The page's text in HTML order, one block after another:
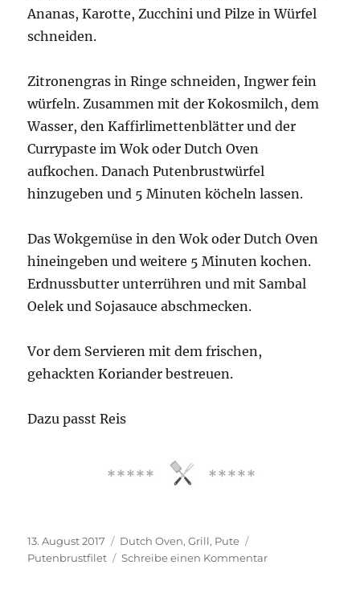
Ananas, Karotte, Zucchini und Pilze in Würfel
schneiden.
Zitronengras in Ringe schneiden, Ingwer fein
würfeln. Zusammen mit der Kokosmilch, dem
Wasser, den Kaffirlimettenblätter und der
Currypaste im Wok oder Dutch Oven
aufkochen. Danach Putenbrustwürfel
hinzugeben und 5 Minuten köcheln lassen.
Das Wokgemüse in den Wok oder Dutch Oven
hineingeben und weitere 5 Minuten kochen.
Erdnussbutter unterrühren und mit Sambal
Oelek und Sojasauce abschmecken.
Vor dem Servieren mit dem frischen,
gehackten Koriander bestreuen.
Dazu passt Reis
Veröffentlicht
am
13. August 2017 Kategorien
Dutch Oven,Grill, Pute
Putenbrustfilet
Schreibe einen Kommentarzu